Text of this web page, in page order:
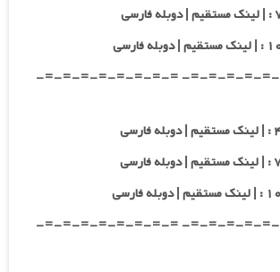
-=-=-=-=-=-=-=-=-=-=- =-=-
-=-=-=-=-=-=-=-=-=-=- =-=-